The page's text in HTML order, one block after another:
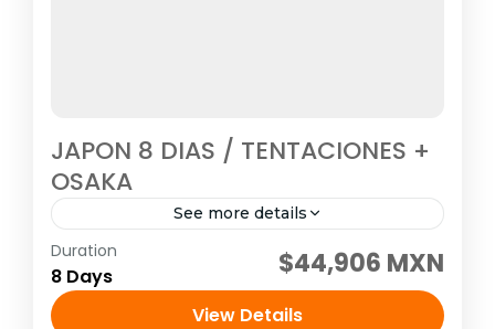
JAPON 8 DIAS / TENTACIONES +
OSAKA
See more details
Visitando: Tokio, Hakone, Nara, Kioto, Osaka
Salidas: Todos los Martes o viernes o lunes
(garantizadas con un mínimo de dos
Duration
8 Days $44,906 MXN
View Details